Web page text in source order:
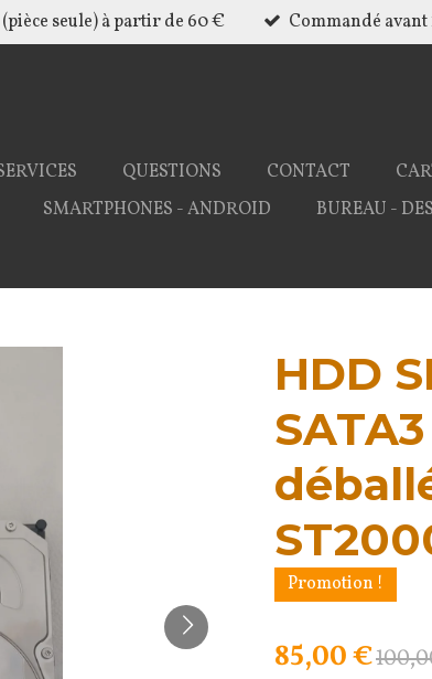
seule) à partir de 60 € Commandé
QUESTIONS CONTACT
SMARTPHONES - ANDROID BUREAU -
HDD
Promotion !
85,00 €